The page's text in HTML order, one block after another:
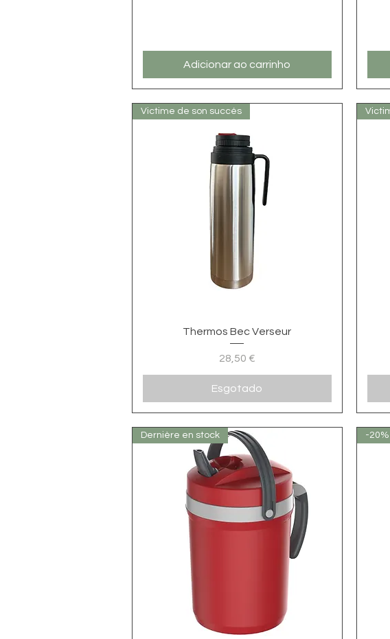
Adicionar ao carrinho
Visualização rápida
Victime de son succés
Thermos Bec Verseur
Preço
28,50 €
Esgotado
Dernière en stock -20%